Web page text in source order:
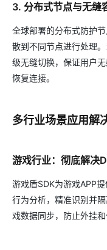
3. 分布式节点与无缝
全球部署的分布式防护
散到不同节点进行处理
级无缝切换，保证用户
恢复连接。
多行业场景应用解
游戏行业：彻底解决
游戏盾SDK为游戏APP
行为分析，精准识别并
戏数据同步，防止外挂